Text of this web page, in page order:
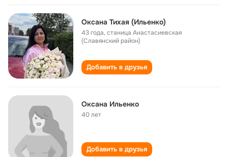
Оксана Тихая (Ильенко)
43 года,станица Анастасиевская
(Славянский район)
Добавить в друзья
Оксана Ильенко
40 лет
Добавить в друзья